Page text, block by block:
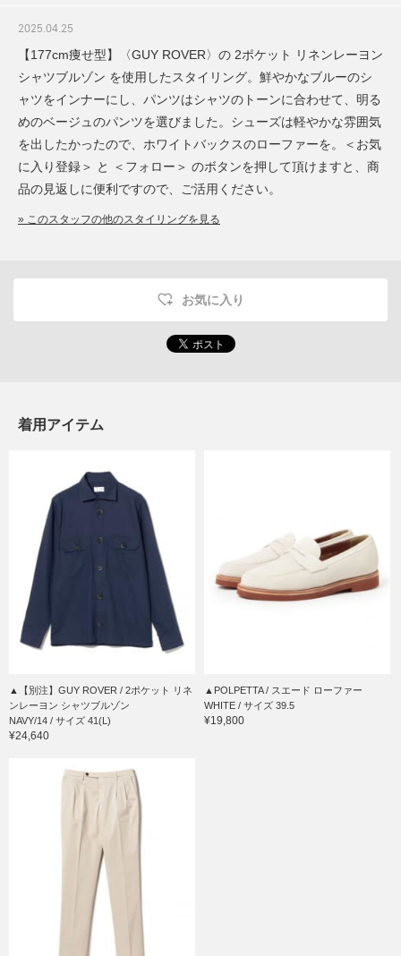
2025.04.25
【177cm痩せ型】〈GUY ROVER〉の 2ポケット リネンレーヨン
シャツブルゾン を使用したスタイリング。鮮やかなブルーのシ
ャツをインナーにし、パンツはシャツのトーンに合わせて、明る
めのベージュのパンツを選びました。シューズは軽やかな雰囲気
を出したかったので、ホワイトバックスのローファーを。＜お気
に入り登録＞ と ＜フォロー＞ のボタンを押して頂けますと、商
品の見返しに便利ですので、ご活用ください。
» このスタッフの他のスタイリングを見る
お気に入り
着用アイテム
▲【別注】GUY ROVER / 2ポケット リネ
ンレーヨン シャツブルゾン
NAVY/14 / サイズ 41(L)
¥24,640
▲POLPETTA / スエード ローファー
WHITE / サイズ 39.5
¥19,800